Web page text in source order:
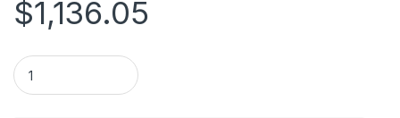
$1,136.05
Batería de Reemplazo para UPS CyberPower RB1290, 12V,